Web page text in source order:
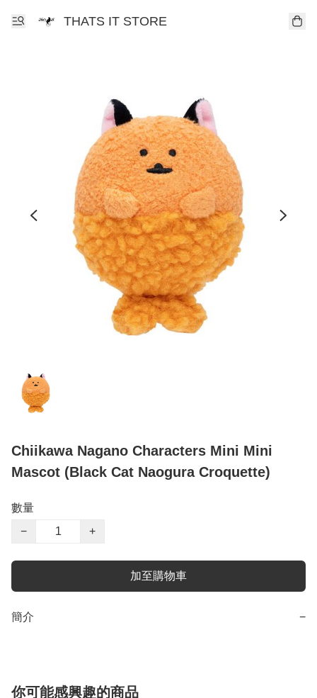
THATS IT STORE
Chiikawa Nagano Characters Mini Mini
Mascot (Black Cat Naogura Croquette)
數量
−
+
加至購物車
簡介 −
你可能感興趣的商品